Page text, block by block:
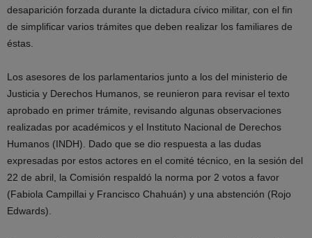
desaparición forzada durante la dictadura cívico militar, con el fin
de simplificar varios trámites que deben realizar los familiares de
éstas.
Los asesores de los parlamentarios junto a los del ministerio de
Justicia y Derechos Humanos, se reunieron para revisar el texto
aprobado en primer trámite, revisando algunas observaciones
realizadas por académicos y el Instituto Nacional de Derechos
Humanos (INDH). Dado que se dio respuesta a las dudas
expresadas por estos actores en el comité técnico, en la sesión del
22 de abril, la Comisión respaldó la norma por 2 votos a favor
(Fabiola Campillai y Francisco Chahuán) y una abstención (Rojo
Edwards).